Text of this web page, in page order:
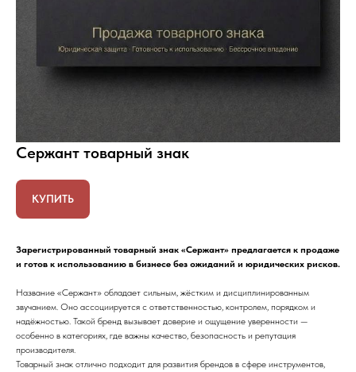
Сержант товарный знак
КУПИТЬ
Зарегистрированный товарный знак «Сержант» предлагается к продаже
и готов к использованию в бизнесе без ожиданий и юридических рисков.
Название «Сержант» обладает сильным, жёстким и дисциплинированным
звучанием. Оно ассоциируется с ответственностью, контролем, порядком и
надёжностью. Такой бренд вызывает доверие и ощущение уверенности —
особенно в категориях, где важны качество, безопасность и репутация
производителя.
Товарный знак отлично подходит для развития брендов в сфере инструментов,